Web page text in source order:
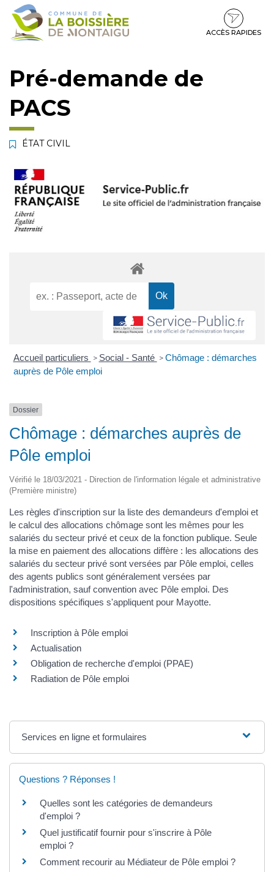
Gestion des traceurs
Aller
Aller
contenu
Aller
pied
ACCÈS RAPIDES
Pré-demande de
PACS
ÉTAT CIVIL
Accueil particuliers > Social - Santé > Chômage : démarches
auprès de Pôle emploi
Dossier
Chômage : démarches auprès de
Pôle emploi
Vérifié le 18/03/2021 - Direction de l'information légale et administrative
(Première ministre)
Les règles d'inscription sur la liste des demandeurs d'emploi et
le calcul des allocations chômage sont les mêmes pour les
salariés du secteur privé et ceux de la fonction publique. Seule
la mise en paiement des allocations diffère : les allocations des
salariés du secteur privé sont versées par Pôle emploi, celles
des agents publics sont généralement versées par
l'administration, sauf convention avec Pôle emploi. Des
dispositions spécifiques s'appliquent pour Mayotte.
Inscription à Pôle emploi
Actualisation
Obligation de recherche d'emploi (PPAE)
Radiation de Pôle emploi
Services en ligne et formulaires
Questions ? Réponses !
Quelles sont les catégories de demandeurs
d'emploi ?
Quel justificatif fournir pour s'inscrire à Pôle
emploi ?
Comment recourir au Médiateur de Pôle emploi ?